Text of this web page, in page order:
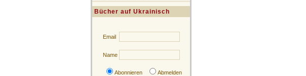
Bücher auf Ukrainisch
Email
Name
Abonnieren Abmelden